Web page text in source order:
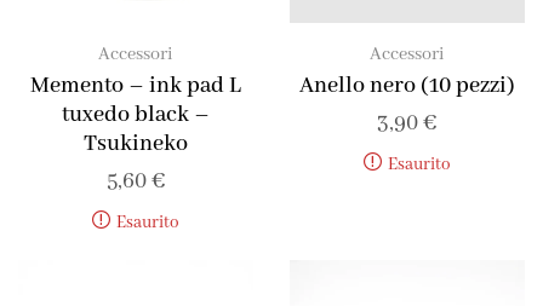
Accessori
Memento – ink pad L
tuxedo black –
Tsukineko
5,60€
Esaurito
Accessori
Anello nero (10 pezzi)
3,90€
Esaurito